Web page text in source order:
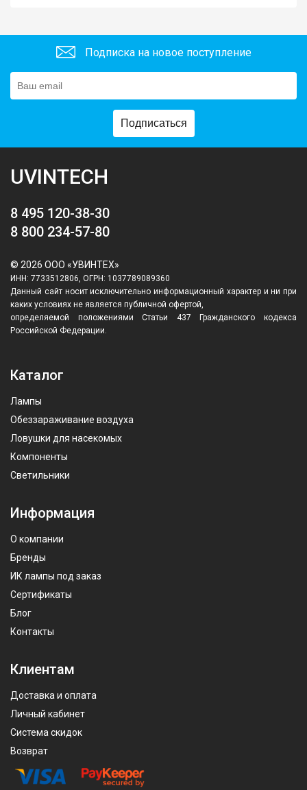
Подписка на новое поступление
Подписаться
UVINTECH
8 495 120-38-30
8 800 234-57-80
© 2026 ООО «УВИНТЕХ»
ИНН: 7733512806, ОГРН: 1037789089360
Данный сайт носит исключительно информационный характер и ни при
каких условиях не является публичной офертой,
определяемой положениями Статьи 437 Гражданского кодекса
Российской Федерации.
Каталог
Лампы
Обеззараживание воздуха
Ловушки для насекомых
Компоненты
Светильники
Информация
О компании
Бренды
ИК лампы под заказ
Сертификаты
Блог
Контакты
Клиентам
Доставка и оплата
Личный кабинет
Система скидок
Возврат